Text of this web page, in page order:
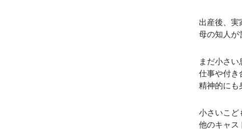
出産後、実
母の知人が
まだ小さい
仕事や付き
精神的にも
小さいこど
他のキャス